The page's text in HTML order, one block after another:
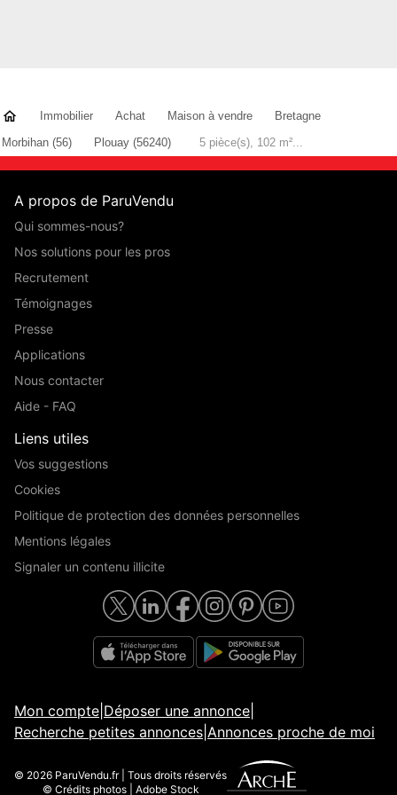
Immobilier Achat Maison à vendre
Bretagne
Morbihan (56)
Plouay (56240) 5 pièce(s), 102 m²...
A propos de ParuVendu
Qui sommes-nous?
Nos solutions pour les pros
Recrutement
Témoignages
Presse
Applications
Nous contacter
Aide - FAQ
Liens utiles
Vos suggestions
Cookies
Politique de protection des données personnelles
Mentions légales
Signaler un contenu illicite
Mon compte Déposer une annonce
Recherche petites annonces Annonces proche de moi
© 2026 ParuVendu.fr | Tous droits réservés
© Crédits photos | Adobe Stock